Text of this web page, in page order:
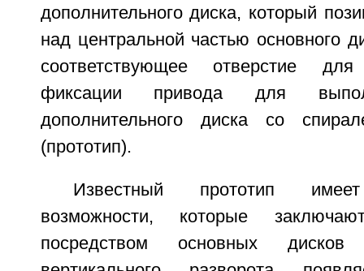
дополнительного диска, который
над центральной частью основного
соответствующее отверстие
фиксации привода для
дополнительного диска со
(прототип).
Известный прототип имеет
возможности, которые
посредством основных